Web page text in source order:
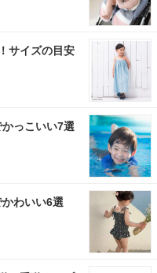
サイズの目安
っこいい7選
わいい6選